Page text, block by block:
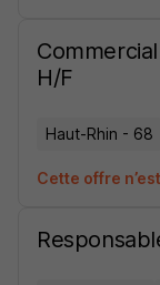
H/F
Haut-Rhin - 68
Cette offre